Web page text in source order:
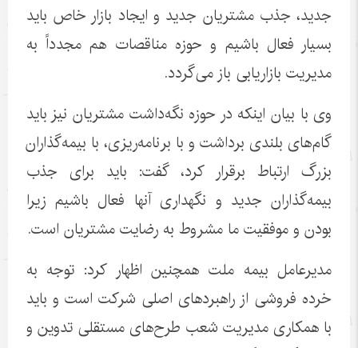
جدید، جذب مشتریان جدید و ایجاد بازار خاص باید
بسیار فعال باشیم و حوزه مناقصات هم مجدداً به
مدیریت بازاریابی باز می‌گردد.
وی با بیان اینکه در حوزه نگه‌داشت مشتریان نیز باید
گام‌های بلندی برداشت و با برنامه‌ریزی، با بیمه‌گذاران
بزرگ ارتباط برقرار کرد، گفت: باید برای جذب
بیمه‌گذاران جدید و نگهداری آنها فعال باشیم زیرا
بودن و موفقیت ما مشروط به رضایت مشتریان است.
مدیرعامل بیمه ملت همچنین اظهار کرد: توجه به
خرده فروشی از راهبردهای اصلی شرکت است و باید
با همکاری مدیریت شعب طرح‌های مستقلی تدوین و